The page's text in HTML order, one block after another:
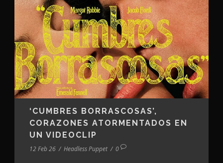
‘CUMBRES BORRASCOSAS’,
CORAZONES ATORMENTADOS EN
UN VIDEOCLIP
12 Feb 26 / Headless Puppet / 0